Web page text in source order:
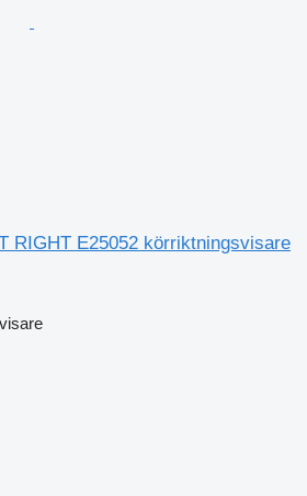
RIGHT E25052 körriktningsvisare